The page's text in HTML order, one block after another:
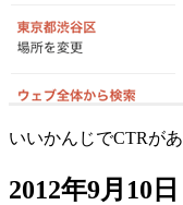
いいかんじでCTRが
2012年9月10